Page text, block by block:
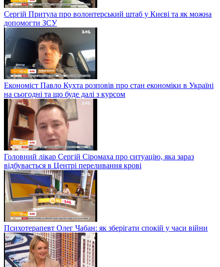
Сергій Притула про волонтерський штаб у Києві та як можна
допомогти ЗСУ
Економіст Павло Кухта розповів про стан економіки в Україні
на сьогодні та що буде далі з курсом
Головний лікар Сергій Сіромаха про ситуацію, яка зараз
відбувається в Центрі переливання крові
Психотерапевт Олег Чабан: як зберігати спокій у часи війни